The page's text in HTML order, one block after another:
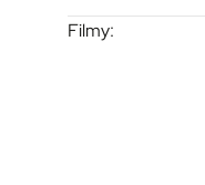
Filmy: